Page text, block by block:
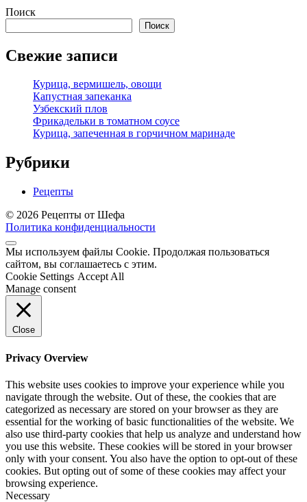
Поиск
Поиск
Свежие записи
Курица, вермишель, овощи
Капустная запеканка
Узбекский плов
Фрикадельки в томатном соусе
Курица, запеченная в горчичном маринаде
Рубрики
Рецепты
© 2026 Рецепты от Шефа
Политика конфиденциальности
Мы используем файлы Cookie. Продолжая пользоваться
сайтом, вы соглашаетесь с этим.
Cookie Settings Accept All
Manage consent
Close
Privacy Overview
This website uses cookies to improve your experience while you
navigate through the website. Out of these, the cookies that are
categorized as necessary are stored on your browser as they are
essential for the working of basic functionalities of the website. We
also use third-party cookies that help us analyze and understand how
you use this website. These cookies will be stored in your browser
only with your consent. You also have the option to opt-out of these
cookies. But opting out of some of these cookies may affect your
browsing experience.
Necessary